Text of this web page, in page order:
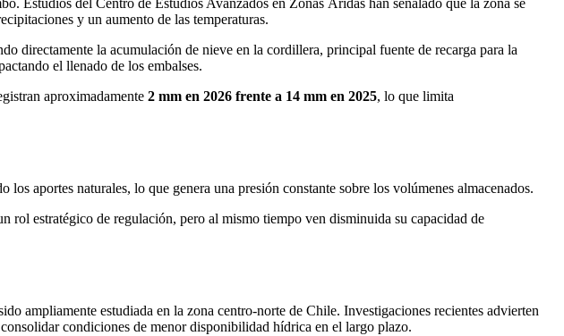
Estudios del Centro de Estudios Avanzados en Zonas Áridas han señalado que la zona se
y un aumento de las temperaturas.
directamente la acumulación de nieve en la cordillera, principal fuente de recarga para la
el llenado de los embalses.
aproximadamente 2 mm en 2026 frente a 14 mm en 2025, lo que limita
aportes naturales, lo que genera una presión constante sobre los volúmenes almacenados.
rol estratégico de regulación, pero al mismo tiempo ven disminuida su capacidad de
ampliamente estudiada en la zona centro-norte de Chile. Investigaciones recientes advierten
condiciones de menor disponibilidad hídrica en el largo plazo.